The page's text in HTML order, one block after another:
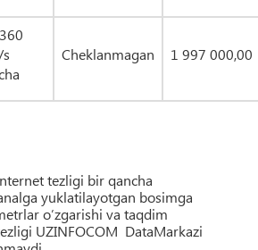
Cheklanmagan 1 997 000,00
tezligi bir qancha
yuklatilayotgan bosimga
o’zgarishi va taqdim
UZINFOCOM DataMarkazi